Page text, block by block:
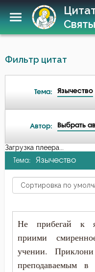
Фильтр цитат
Тема: Язычество
Ад
Ангел Хранитель
Антихрист
Бдение
Автор: Выбрать
А-я
Варсонофий
Григорий Богослов
Николай Сербский
Серафим
Загрузка плеера...
Тема: Язычество
Не прибегай к
приими
учении.
преподаваемым в